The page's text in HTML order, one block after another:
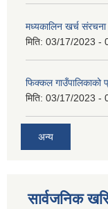
मध्यकालिन खर्च
मिति: 03/17/2023 -
फिक्कल
मिति: 03/17/2023 -
अन्य
सार्वजनिक